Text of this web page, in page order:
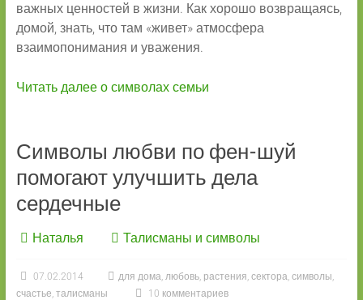
важных ценностей в жизни. Как хорошо возвращаясь,
домой, знать, что там «живет» атмосфера
взаимопонимания и уважения.
Читать далее о символах семьи
Символы любви по фен-шуй
помогают улучшить дела
сердечные
Наталья Талисманы и символы
07.02.2014 для дома, любовь, растения, сектора, символы,
счастье, талисманы 10 комментариев